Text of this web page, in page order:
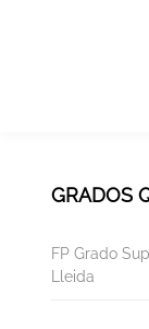
GRADOS
FP Grado
Lleida